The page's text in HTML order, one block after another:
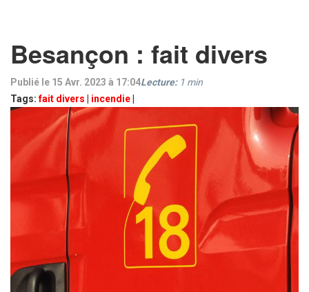
Besançon : fait divers
Publié le 15 Avr. 2023 à 17:04
Tags: fait divers incendie
Lecture: 1 min